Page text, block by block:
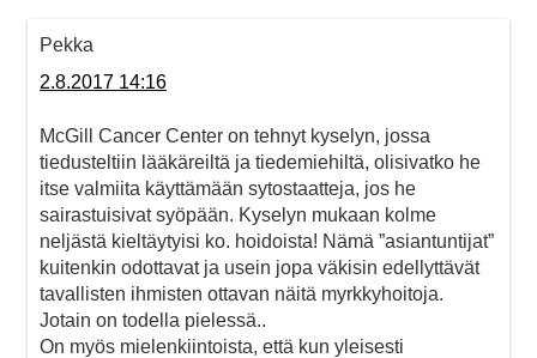
Pekka
2.8.2017 14:16
McGill Cancer Center on tehnyt kyselyn, jossa
tiedusteltiin lääkäreiltä ja tiedemiehiltä, olisivatko he
itse valmiita käyttämään sytostaatteja, jos he
sairastuisivat syöpään. Kyselyn mukaan kolme
neljästä kieltäytyisi ko. hoidoista! Nämä ”asiantuntijat”
kuitenkin odottavat ja usein jopa väkisin edellyttävät
tavallisten ihmisten ottavan näitä myrkkyhoitoja.
Jotain on todella pielessä..
On myös mielenkiintoista, että kun yleisesti